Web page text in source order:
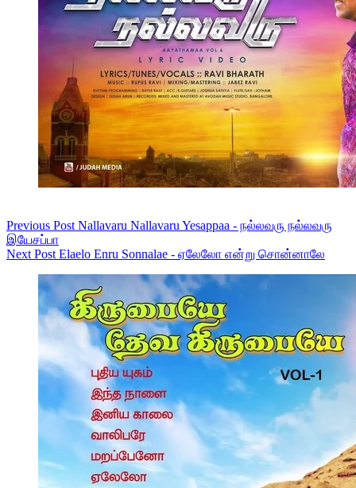
Previous Post Nallavaru Nallavaru Yesappaa - நல்லவரு நல்லவரு
இயேசப்பா
Next Post Elaelo Enru Sonnalae - ஏலேலோ என்று சொன்னாலே